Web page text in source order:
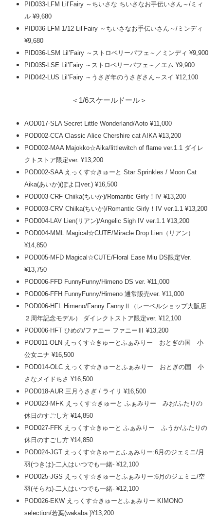
PID033-LFM Lil’Fairy ～ちいさな ちいさなお手伝いさん～/ミィ
ル ¥9,680
PID036-LFM 1/12 Lil’Fairy ～ちいさなお手伝いさん～/ミンディ
¥9,680
PID036-LSM Lil’Fairy ～ストロベリーパフェ～／ミンディ ¥9,900
PID035-LSE Lil’Fairy ～ストロベリーパフェ～／エム ¥9,900
PID042-LUS Lil’Fairy ～うさぎ年のうさぎさん～スイ ¥12,100
＜1/6スケールドール＞
AOD017-SLA Secret Little Wonderland/Aoto ¥11,000
POD002-CCA Classic Alice Chershire cat AIKA ¥13,200
POD002-MAA Majokko☆Aika/littlewitch of flame ver.1.1 ダイレ
クトストア限定ver. ¥13,200
POD002-SAA えっくす☆きゅーと Star Sprinkles / Moon Cat
Aika(あいか)(ぽよ口ver.) ¥16,500
POD003-CRF Chiika(ちいか)/Romantic Girly！IV ¥13,200
POD003-CRV Chiika(ちいか)/Romantic Girly！IV ver.1.1 ¥13,200
POD004-LAV Lien(リアン)/Angelic Sigh IV ver.1.1 ¥13,200
POD004-MML Magical☆CUTE/Miracle Drop Lien（リアン）
¥14,850
POD005-MFD Magical☆CUTE/Floral Ease Miu DS限定Ver.
¥13,750
POD006-FFD FunnyFunny/Himeno DS ver. ¥11,000
POD006-FFH FunnyFunny/Himeno 通常販売ver. ¥11,000
POD006-HFL Himeno/Fanny FannyⅡ（レーベルショップ大阪店
２周年記念モデル） ダイレクトストア限定ver. ¥12,100
POD006-HFT ひめの/ファニー ファニーⅢ ¥13,200
POD011-OLN えっくす☆きゅーとふぁみりー おとぎの国 小
公女ニナ ¥16,500
POD014-OLC えっくす☆きゅーとふぁみりー おとぎの国 小
さなメイドちさ ¥16,500
POD018-AUR 三月うさぎ / ライリ ¥16,500
POD023-MFK えっくす☆きゅーと ふぁみりー みお/ふたりの
休日のすごし方 ¥14,850
POD027-FFK えっくす☆きゅーと ふぁみりー ふうか/ふたりの
休日のすごし方 ¥14,850
POD024-JGT えっくす☆きゅーとふぁみりー:6月のジェミニ/月
羽(つきは)-二人はいつでも一緒- ¥12,100
POD025-JGS えっくす☆きゅーとふぁみりー:6月のジェミニ/空
羽(そらね)-二人はいつでも一緒- ¥12,100
POD026-EKW えっくす☆きゅーとふぁみりー KIMONO
selection/若葉(wakaba )¥13,200